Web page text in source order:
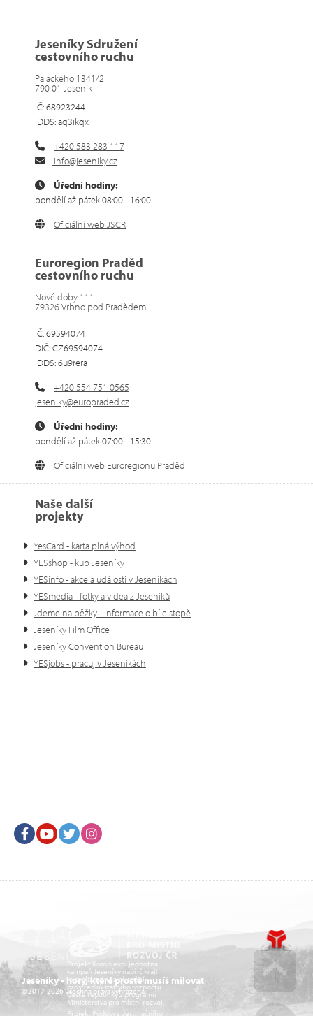
Jeseníky Sdružení
cestovního ruchu
Palackého 1341/2
790 01 Jeseník
IČ: 68923244
IDDS: aq3ikqx
+420 583 283 117
info@jeseniky.cz
Úřední hodiny:
pondělí až pátek 08:00 - 16:00
Oficiální web JSCR
Euroregion Praděd
cestovního ruchu
Nové doby 111
79326 Vrbno pod Pradědem
IČ: 69594074
DIČ: CZ69594074
IDDS: 6u9rera
+420 554 751 0565
jeseniky@europraded.cz
Úřední hodiny:
pondělí až pátek 07:00 - 15:30
Oficiální web Euroregionu Praděd
Naše další
projekty
YesCard - karta plná výhod
YESshop - kup Jeseníky
YESinfo - akce a události v Jeseníkách
YESmedia - fotky a videa z Jeseníků
Jdeme na běžky - informace o bíle stopě
Jeseníky Film Office
Jeseníky Convention Bureau
YESjobs - pracuj v Jeseníkách
FacebookYoutubeTwitter
Jeseníky - hory, které prostě musíš milovat
© 2017-2026 Všechna práva vyhrazena.
Projekt Komplexní jednotná
kampaň Jeseníky napříč kraji
je realizován za přispění
prostředků státního rozpočtu
České republiky z programu
Ministerstva pro místní rozvoj.
Projekt Podpora destinačního